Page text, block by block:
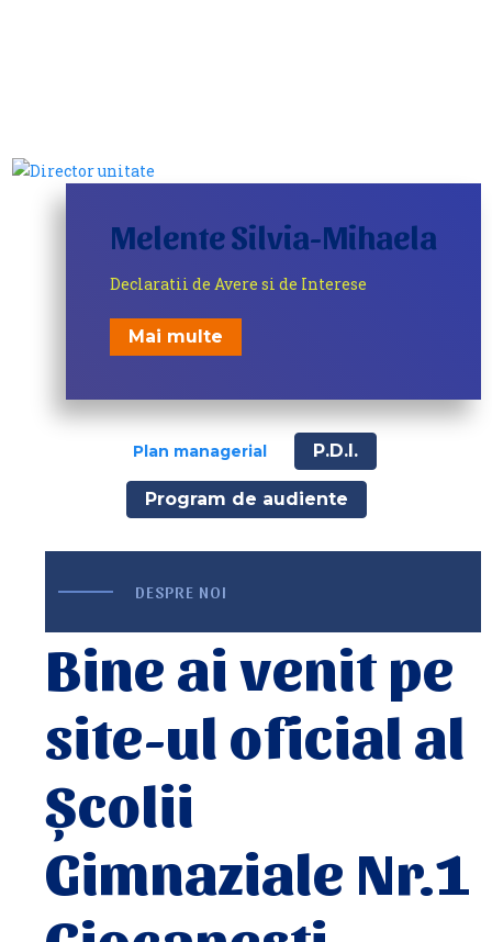
Melente Silvia-Mihaela
Declaratii de Avere si de Interese
Mai multe
Plan managerial P.D.I.
Program de audiente
DESPRE NOI
Bine ai venit pe
site-ul oficial al
Școlii
Gimnaziale Nr.1